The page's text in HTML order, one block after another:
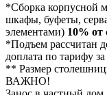
*Сборка корпусной
шкафы, буфеты,
элементами) 10% от
*Подъем рассчитан
доплата по тарифу
** Размер
ВАЖНО!